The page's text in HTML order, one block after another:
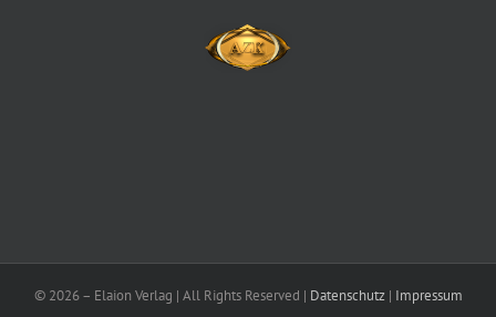
© 2026 – Elaion Verlag | All Rights Reserved | Datenschutz| Impressum